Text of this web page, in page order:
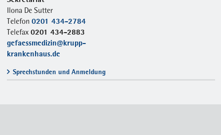
Ilona De Sutter
Telefon0201 434-2784
Telefax0201 434-2883
gefaessmedizin@krupp-
krankenhaus.de
Sprechstunden und Anmeldung